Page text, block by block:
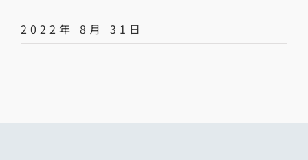
2022年 8月 31日